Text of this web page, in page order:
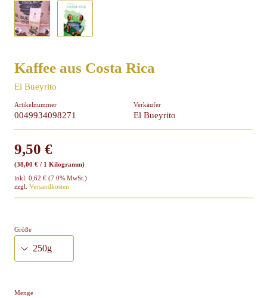
Kaffee aus Costa Rica
El Bueyrito
Artikelnummer
0049934098271
Verkäufer
El Bueyrito
9,50 €
(38,00 € / 1 Kilogramm)
inkl. 0,62 € (7.0% MwSt.)
zzgl. Versandkosten
Größe
Menge